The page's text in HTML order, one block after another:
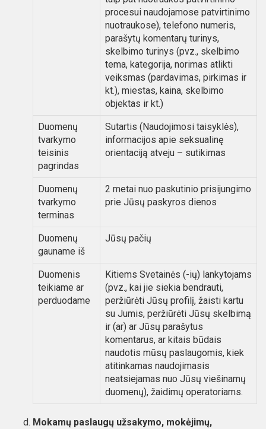
procesui naudojamose patvirtinimo
nuotraukose), telefono numeris,
parašytų komentarų turinys,
skelbimo turinys (pvz., skelbimo
tema, kategorija, norimas atlikti
veiksmas (pardavimas, pirkimas ir
kt.), miestas, kaina, skelbimo
objektas ir kt.)
Duomenų
tvarkymo
teisinis
pagrindas
Sutartis (Naudojimosi taisyklės),
informacijos apie seksualinę
orientaciją atveju – sutikimas
Duomenų
tvarkymo
terminas
2 metai nuo paskutinio prisijungimo
prie Jūsų paskyros dienos
Duomenų
gauname iš
Jūsų pačių
Duomenis
teikiame ar
perduodame
Kitiems Svetainės (-ių) lankytojams
(pvz., kai jie siekia bendrauti,
peržiūrėti Jūsų profilį, žaisti kartu
su Jumis, peržiūrėti Jūsų skelbimą
ir (ar) ar Jūsų parašytus
komentarus, ar kitais būdais
naudotis mūsų paslaugomis, kiek
atitinkamas naudojimasis
neatsiejamas nuo Jūsų viešinamų
duomenų), žaidimų operatoriams.
Mokamų paslaugų užsakymo, mokėjimų,